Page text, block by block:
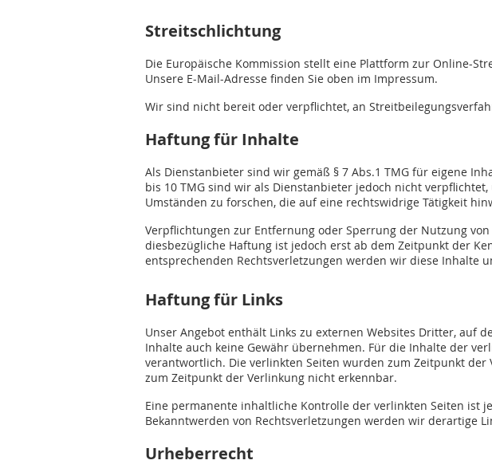
Streitschlichtung
Die Europäische Kommission stellt eine Plattform zur Online-
Unsere E-Mail-Adresse finden Sie oben im Impressum.
Wir sind nicht bereit oder verpflichtet, an
Haftung für Inhalte
Als Dienstanbieter sind wir gemäß § 7 Abs.1 TMG für eigene
bis 10 TMG sind wir als Dienstanbieter jedoch nicht
Umständen zu forschen, die auf eine rechtswidrige Tätigkeit
Verpflichtungen zur Entfernung oder Sperrung der Nutzung
diesbezügliche Haftung ist jedoch erst ab dem Zeitpunkt der
entsprechenden Rechtsverletzungen werden wir diese Inhalte
Haftung für Links
Unser Angebot enthält Links zu externen Websites Dritter, auf
Inhalte auch keine Gewähr übernehmen. Für die Inhalte der
verantwortlich. Die verlinkten Seiten wurden zum Zeitpunkt
zum Zeitpunkt der Verlinkung nicht erkennbar.
Eine permanente inhaltliche Kontrolle der verlinkten Seiten ist
Bekanntwerden von Rechtsverletzungen werden wir derartige
Urheberrecht